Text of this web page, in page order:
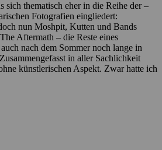
sich thematisch eher in die Reihe der –
Fotografien eingliedert:
nun Moshpit, Kutten und Bands
Aftermath – die Reste eines
nach dem Sommer noch lange in
in aller Sachlichkeit
künstlerischen Aspekt. Zwar hatte ich